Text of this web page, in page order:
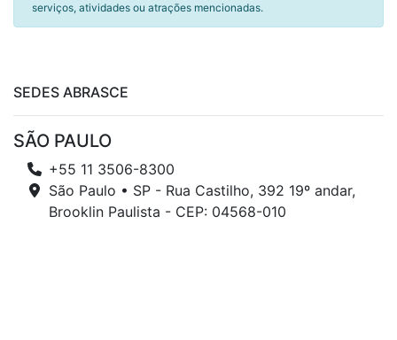
serviços, atividades ou atrações mencionadas.
SEDES ABRASCE
SÃO PAULO
+55 11 3506-8300
São Paulo • SP - Rua Castilho, 392 19º andar,
Brooklin Paulista - CEP: 04568-010